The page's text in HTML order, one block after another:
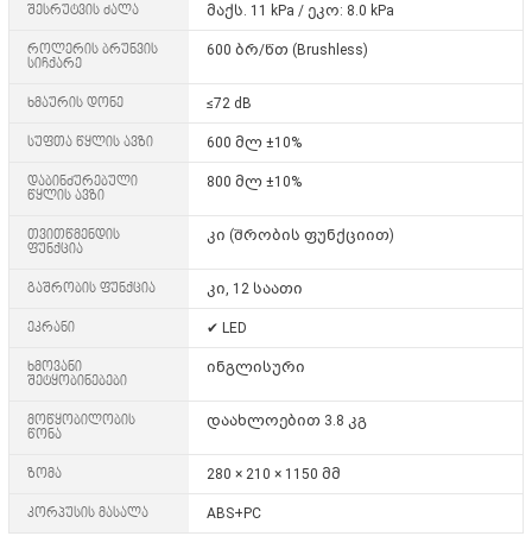
შესრუტვის ძალა მაქს. 11 kPa / ეკო: 8.0 kPa
როლერის ბრუნვის
სიჩქარე
600 ბრ/წთ (Brushless)
ხმაურის დონე ≤72 dB
სუფთა წყლის ავზი 600 მლ ±10%
დაბინძურებული
წყლის ავზი
800 მლ ±10%
თვითწმენდის
ფუნქცია
კი (შრობის ფუნქციით)
გაშრობის ფუნქცია კი, 12 საათი
ეკრანი ✔ LED
ხმოვანი
შეტყობინებები
ინგლისური
მოწყობილობის
წონა
დაახლოებით 3.8 კგ
ზომა 280 × 210 × 1150 მმ
კორპუსის მასალა ABS+PC